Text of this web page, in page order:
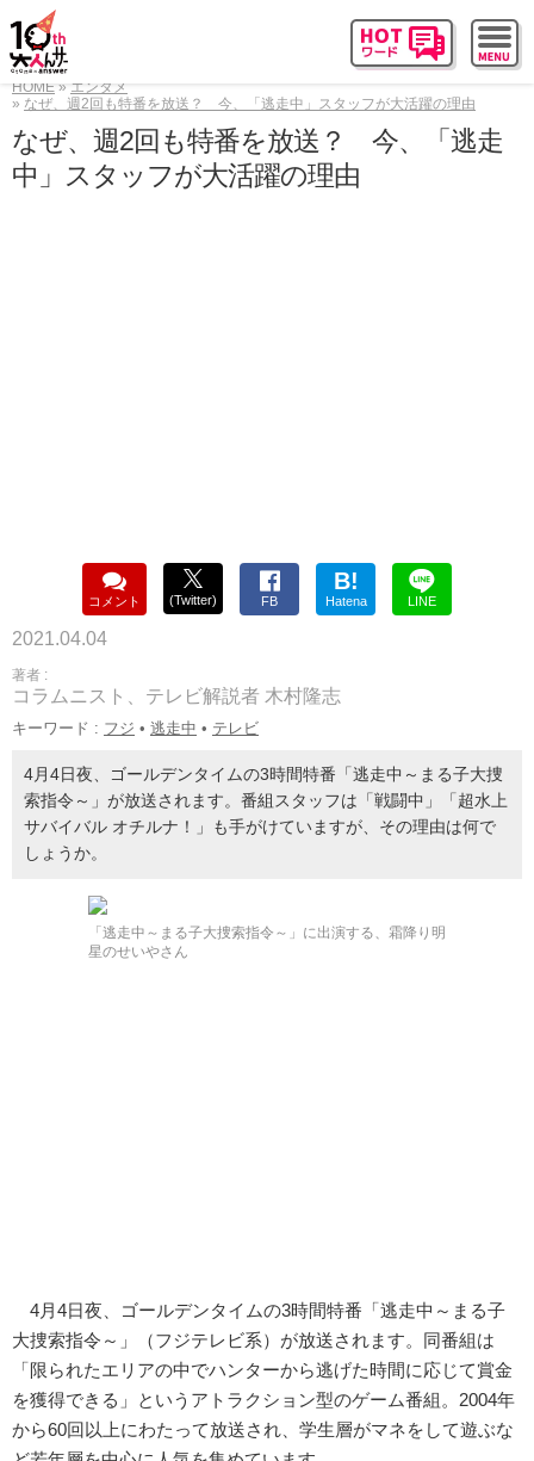
HOME
エンタメ
なぜ、週2回も特番を放送？ 今、「逃走中」スタッフが大活躍の理由
なぜ、週2回も特番を放送？ 今、「逃走
中」スタッフが大活躍の理由
コメント (Twitter) FB
B!
Hatena LINE
2021.04.04
著者 :
コラムニスト、テレビ解説者 木村隆志
キーワード : フジ • 逃走中 • テレビ
4月4日夜、ゴールデンタイムの3時間特番「逃走中～まる子大捜
索指令～」が放送されます。番組スタッフは「戦闘中」「超水上
サバイバル オチルナ！」も手がけていますが、その理由は何で
しょうか。
「逃走中～まる子大捜索指令～」に出演する、霜降り明
星のせいやさん
4月4日夜、ゴールデンタイムの3時間特番「逃走中～まる子
大捜索指令～」（フジテレビ系）が放送されます。同番組は
「限られたエリアの中でハンターから逃げた時間に応じて賞金
を獲得できる」というアトラクション型のゲーム番組。2004年
から60回以上にわたって放送され、学生層がマネをして遊ぶな